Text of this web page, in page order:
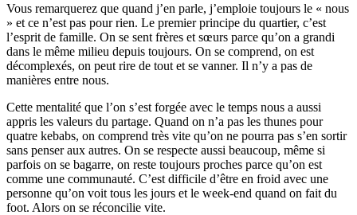
Vous remarquerez que quand j’en parle, j’emploie toujours le « nous
» et ce n’est pas pour rien. Le premier principe du quartier, c’est
l’esprit de famille. On se sent frères et sœurs parce qu’on a grandi
dans le même milieu depuis toujours. On se comprend, on est
décomplexés, on peut rire de tout et se vanner. Il n’y a pas de
manières entre nous.
Cette mentalité que l’on s’est forgée avec le temps nous a aussi
appris les valeurs du partage. Quand on n’a pas les thunes pour
quatre kebabs, on comprend très vite qu’on ne pourra pas s’en sortir
sans penser aux autres. On se respecte aussi beaucoup, même si
parfois on se bagarre, on reste toujours proches parce qu’on est
comme une communauté. C’est difficile d’être en froid avec une
personne qu’on voit tous les jours et le week-end quand on fait du
foot. Alors on se réconcilie vite.